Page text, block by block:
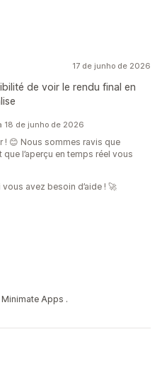
17 de junho de 2026
de voir le rendu final en
18 de junho de 2026
! 😊 Nous sommes ravis que
l’aperçu en temps réel vous
avez besoin d’aide ! 🚀
Apps .